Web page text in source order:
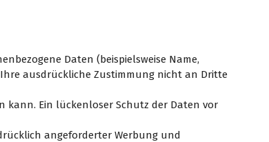
Daten (beispielsweise Name,
ausdrückliche Zustimmung nicht an Dritte
kann. Ein lückenloser Schutz der Daten vor
angeforderter Werbung und